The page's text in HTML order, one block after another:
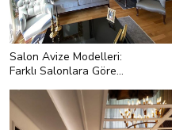
Salon Avize Modelleri:
Farklı Salonlara Göre
<p style="text-align:left;">
<strong>Klasik Salonlara Uygun
Avize Modelleri</strong></p> <p